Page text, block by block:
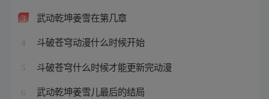
3 武动乾坤姜雪在第几章
4 斗破苍穹动漫什么时候开始
5 斗破苍穹什么时候才能更新完动漫
6 武动乾坤姜雪儿最后的结局